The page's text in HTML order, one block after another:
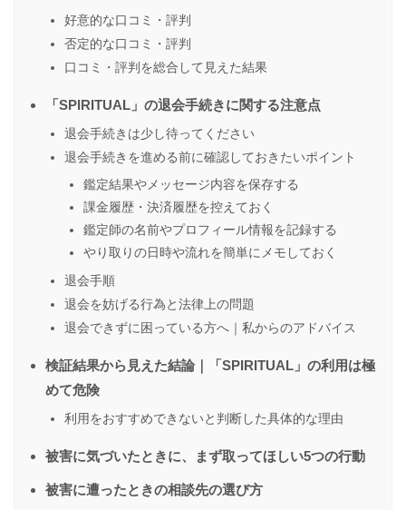
好意的な口コミ・評判
否定的な口コミ・評判
口コミ・評判を総合して見えた結果
「SPIRITUAL」の退会手続きに関する注意点
退会手続きは少し待ってください
退会手続きを進める前に確認しておきたいポイント
鑑定結果やメッセージ内容を保存する
課金履歴・決済履歴を控えておく
鑑定師の名前やプロフィール情報を記録する
やり取りの日時や流れを簡単にメモしておく
退会手順
退会を妨げる行為と法律上の問題
退会できずに困っている方へ｜私からのアドバイス
検証結果から見えた結論｜「SPIRITUAL」の利用は極
めて危険
利用をおすすめできないと判断した具体的な理由
被害に気づいたときに、まず取ってほしい5つの行動
被害に遭ったときの相談先の選び方